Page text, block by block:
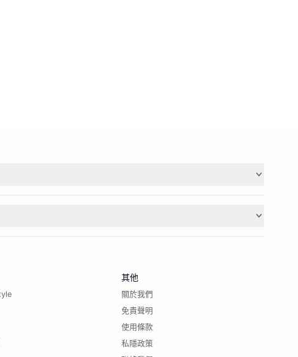
其他
關於我們
免責聲明
使用條款
私隱政策